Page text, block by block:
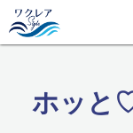
ホッと